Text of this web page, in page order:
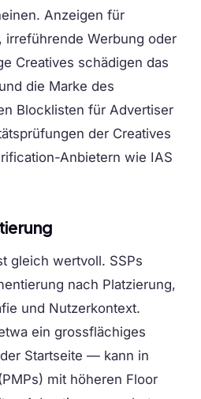
Anzeigen für
irreführende Werbung oder
Creatives schädigen das
die Marke des
Blocklisten für Advertiser
der Creatives
Anbietern wie IAS
gleich wertvoll. SSPs
nach Platzierung,
und Nutzerkontext.
ein grossflächiges
Startseite — kann in
mit höheren Floor